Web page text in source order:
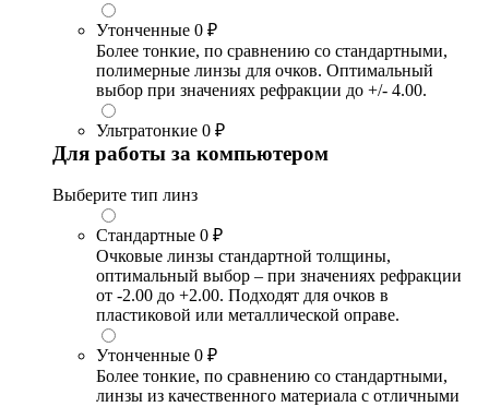
Утонченные 0 ₽
Более тонкие, по сравнению со стандартными,
полимерные линзы для очков. Оптимальный
выбор при значениях рефракции до +/- 4.00.
Ультратонкие 0 ₽
Для работы за компьютером
Выберите тип линз
Стандартные 0 ₽
Очковые линзы стандартной толщины,
оптимальный выбор – при значениях рефракции
от -2.00 до +2.00. Подходят для очков в
пластиковой или металлической оправе.
Утонченные 0 ₽
Более тонкие, по сравнению со стандартными,
линзы из качественного материала с отличными